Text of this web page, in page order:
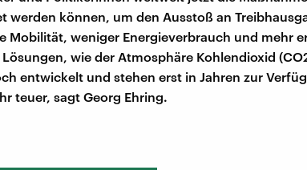
werden können, um den Ausstoß an
Mobilität, weniger Energieverbrauch und mehr
wie der Atmosphäre Kohlendioxid
entwickelt und stehen erst in Jahren zur
teuer, sagt Georg Ehring.